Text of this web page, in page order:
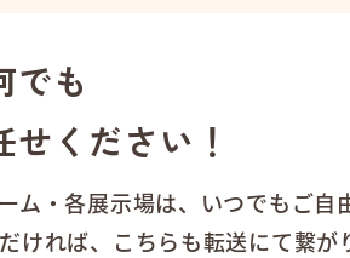
でも
ください！
ム・各展示場は、いつでもご自
れば、こちらも転送にて繋が